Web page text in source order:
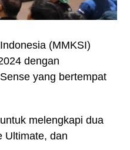
(MMKSI)
dengan
yang bertempat
melengkapi dua
Ultimate, dan